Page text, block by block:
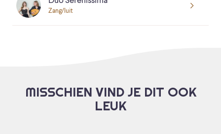
Zang/luit
MISSCHIEN VIND JE DIT OOK
LEUK